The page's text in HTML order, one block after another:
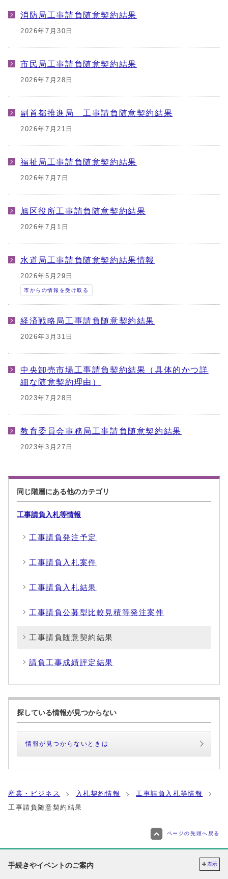
消防局工事請負随意契約結果
2026年7月30日
市民局工事請負随意契約結果
2026年7月28日
副首都推進局 工事請負随意契約結果
2026年7月21日
福祉局工事請負随意契約結果
2026年7月7日
旭区役所工事請負随意契約結果
2026年7月1日
水道局工事請負随意契約結果情報
2026年5月29日
市からの情報を受け取る
経済戦略局工事請負随意契約結果
2026年3月31日
中央卸売市場工事請負契約結果（具体的かつ詳
細な随意契約理由）
2023年7月28日
教育委員会事務局工事請負随意契約結果
2023年3月27日
同じ階層にある他のカテゴリ
工事請負入札等情報
工事請負発注予定
工事請負入札案件
工事請負入札結果
工事請負公募型比較見積等発注案件
工事請負随意契約結果
請負工事成績評定結果
探している情報が見つからない
情報が見つからないときは
産業・ビジネス 入札契約情報
工事請負入札等情報
工事請負随意契約結果
ページの先頭へ戻る
手続きやイベントのご案内 表示